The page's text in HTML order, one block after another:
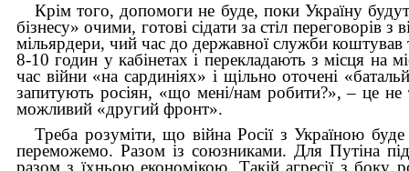
Крім того, допомоги не буде, поки Україну
бізнесу» очими, готові сідати за стіл переговорів
мільярдери, чий час до державної служби коштував
8-10 годин у кабінетах і перекладають з місця на
час війни «на сардиніях» і щільно оточені
запитують росіян, «що мені/нам робити?», – це
можливий «другий фронт».
Треба розуміти, що війна Росії з Україною
переможемо. Разом із союзниками. Для Путіна